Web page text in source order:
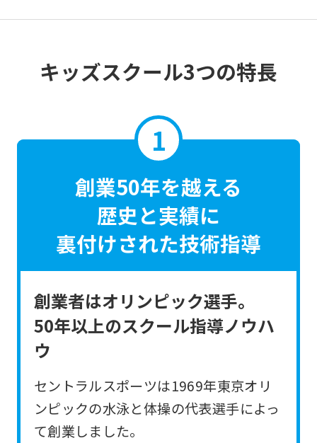
キッズスクール3つの特長
創業50年を越える
歴史と実績に
裏付けされた技術指導
創業者はオリンピック選手。
50年以上のスクール指導ノウハ
ウ
セントラルスポーツは1969年東京オリ
ンピックの水泳と体操の代表選手によっ
て創業しました。